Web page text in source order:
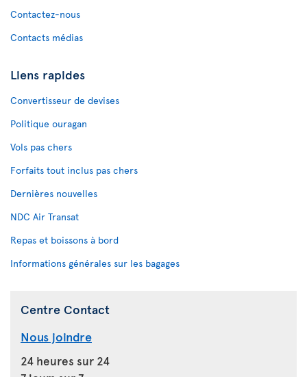
Contactez-nous
Contacts médias
Liens rapides
Convertisseur de devises
Politique ouragan
Vols pas chers
Forfaits tout inclus pas chers
Dernières nouvelles
NDC Air Transat
Repas et boissons à bord
Informations générales sur les bagages
Centre Contact
Nous joindre
24 heures sur 24